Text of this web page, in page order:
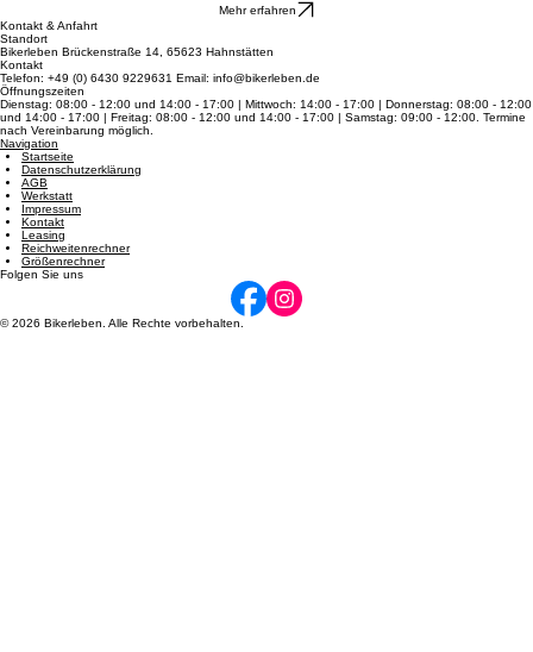
Komfortabel durch den Alltag oder auf langen Touren. Entspanntes Fahren für Stadt und
Freizeit.
Mehr erfahren
Kontakt & Anfahrt
Standort
Bikerleben Brückenstraße 14, 65623 Hahnstätten
Kontakt
Telefon: +49 (0) 6430 9229631 Email: info@bikerleben.de
Öffnungszeiten
Dienstag: 08:00 - 12:00 und 14:00 - 17:00 | Mittwoch: 14:00 - 17:00 | Donnerstag: 08:00 - 12:00
und 14:00 - 17:00 | Freitag: 08:00 - 12:00 und 14:00 - 17:00 | Samstag: 09:00 - 12:00. Termine
nach Vereinbarung möglich.
Navigation
Startseite
Datenschutzerklärung
AGB
Werkstatt
Impressum
Kontakt
Leasing